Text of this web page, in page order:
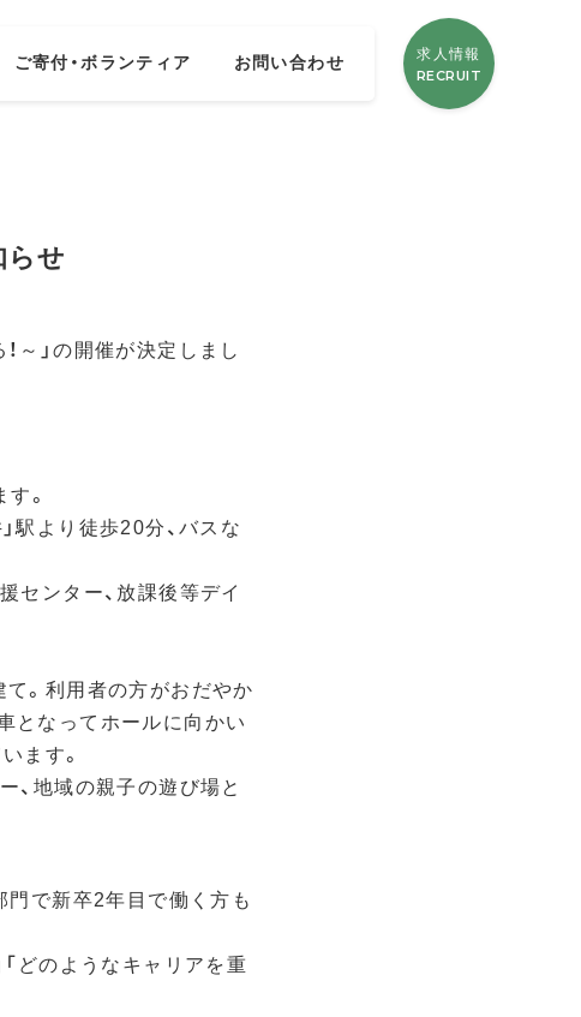
ご寄付・ボランティア お問い合わせ
求人情報
RECRUIT
らせ
～」の開催が決定しまし
。
駅より徒歩20分、バスな
センター、放課後等デイ
。利用者の方がおだやか
となってホールに向かい
ます。
、地域の親子の遊び場と
門で新卒2年目で働く方も
「どのようなキャリアを重